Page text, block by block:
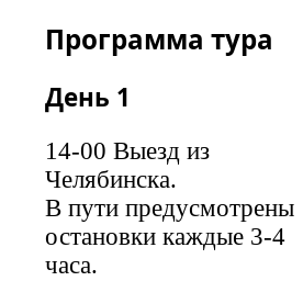
Программа тура
День 1
14-00 Выезд из
Челябинска.
В пути предусмотрены
остановки каждые 3-4
часа.